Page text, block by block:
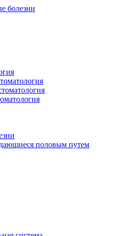
болезни
половым путем